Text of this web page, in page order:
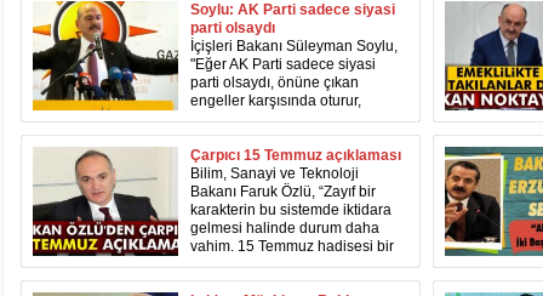
Soylu: AK Parti sadece siyasi
parti olsaydı
İçişleri Bakanı Süleyman Soylu,
"Eğer AK Parti sadece siyasi
parti olsaydı, önüne çıkan
engeller karşısında oturur,
dünyevi hesaplarla yarına
gitmenin hesaplarını yapardık''
dedi.
Çarpıcı 15 Temmuz açıklaması
Bilim, Sanayi ve Teknoloji
Bakanı Faruk Özlü, “Zayıf bir
karakterin bu sistemde iktidara
gelmesi halinde durum daha
vahim. 15 Temmuz hadisesi bir
koalisyon hükümetine karşı
yapılmış olsaydı bugün Mısır